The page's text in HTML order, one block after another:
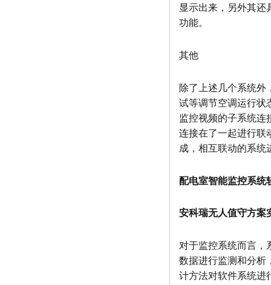
显示出来，另外其还
功能。
其他
除了上述几个系统外
试等调节空调运行状
监控视频的子系统连
连接在了一起进行联
成，相互联动的系统
配电室智能监控系统
安科瑞无人值守方案
对于监控系统而言，
数据进行监测和分析
计方法对软件系统进